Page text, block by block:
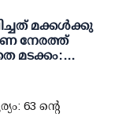
മക്കള്‍ക്കു
മടക്കം:
തിരക്കോട്
63 ന്റെ